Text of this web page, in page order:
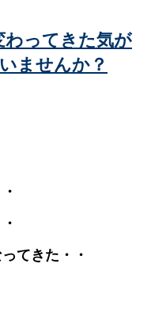
わってきた気が
ませんか？
てきた・・